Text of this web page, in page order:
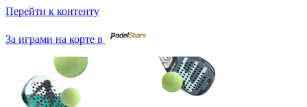
Перейти к контенту
За играми на корте в